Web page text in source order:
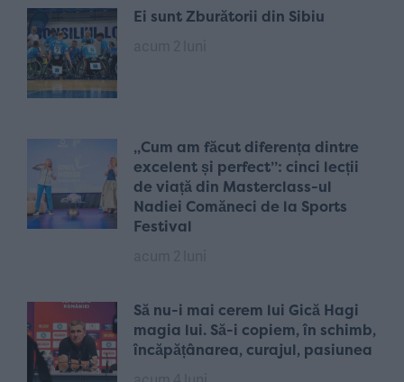
Ei sunt Zburătorii din Sibiu
„Cum am făcut diferența dintre
excelent și perfect”: cinci lecții
de viață din Masterclass-ul
Nadiei Comăneci de la Sports
Festival
Să nu-i mai cerem lui Gică Hagi
magia lui. Să-i copiem, în schimb,
încăpățânarea, curajul, pasiunea